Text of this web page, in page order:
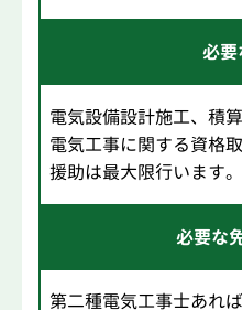
必
電気設備設計施工、積
電気工事に関する資格
援助は最大限行います。
必要な
第二種電気工事士あれ